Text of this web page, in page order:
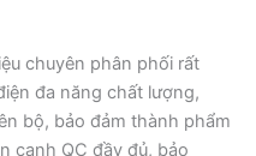
chuyên phân phối rất
đa năng chất lượng,
bộ, bảo đảm thành phẩm
cạnh QC đầy đủ, bảo